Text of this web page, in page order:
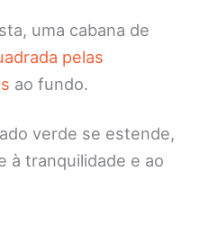
uma cabana de
pelas
ao fundo.
verde se estende,
à tranquilidade e ao